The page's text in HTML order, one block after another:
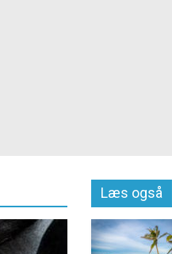
Læs også